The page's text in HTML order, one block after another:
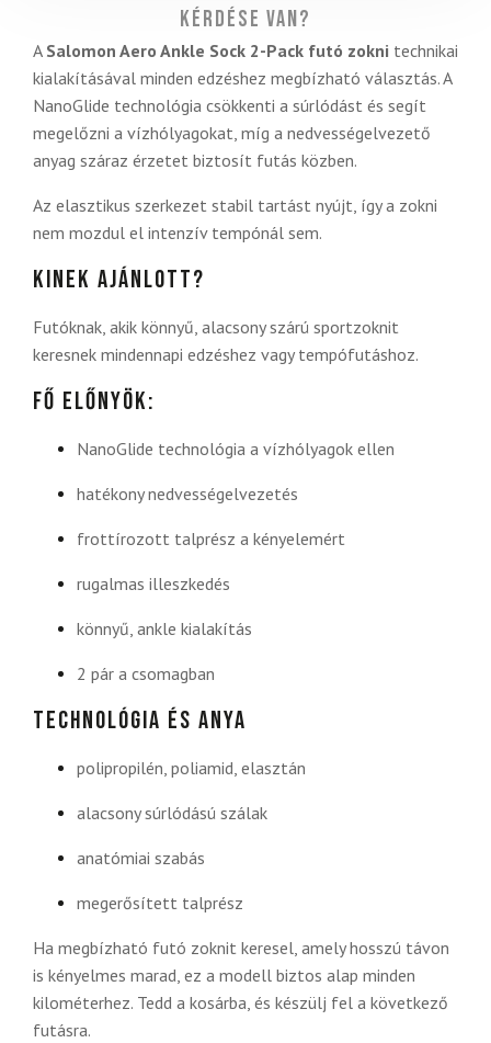
Kérdése van?
A Salomon Aero Ankle Sock 2-Pack futó zokni technikai
kialakításával minden edzéshez megbízható választás. A
NanoGlide technológia csökkenti a súrlódást és segít
megelőzni a vízhólyagokat, míg a nedvességelvezető
anyag száraz érzetet biztosít futás közben.
Az elasztikus szerkezet stabil tartást nyújt, így a zokni
nem mozdul el intenzív tempónál sem.
Kinek ajánlott?
Futóknak, akik könnyű, alacsony szárú sportzoknit
keresnek mindennapi edzéshez vagy tempófutáshoz.
Fő előnyök:
NanoGlide technológia a vízhólyagok ellen
hatékony nedvességelvezetés
frottírozott talprész a kényelemért
rugalmas illeszkedés
könnyű, ankle kialakítás
2 pár a csomagban
Technológia és anya
polipropilén, poliamid, elasztán
alacsony súrlódású szálak
anatómiai szabás
megerősített talprész
Ha megbízható futó zoknit keresel, amely hosszú távon
is kényelmes marad, ez a modell biztos alap minden
kilométerhez. Tedd a kosárba, és készülj fel a következő
futásra.